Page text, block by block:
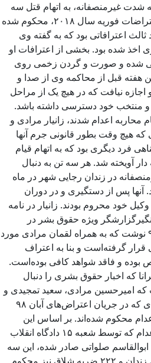
غیرمنصفانه، به اتهام قتل سه
مامور پلیس در جریان اعتراضات فوریه سال ۲۰۱۸، محکوم شده
اعترافاتی بود که به گفته وی
اخذ شده بود. بخشی از اعترافات او
شده و صورت و گردن زخمی روی
هفته قبل از محاکمه وی از صدا و
نیافت که در هیچ یک از مراحل
منتخب خود دسترسی داشته باشد.
محاربه اعدام شدند، زانیار مرادی و
که هیچ وقت بطور قانونی جرم آنها
فرد دیگری بود که به اتهام قیام
آویخته شد. هر سه تن به دنبال
در زندان رجایی شهر در ماه
شدند. آنها پس از دستگیری و در دوران
خود محروم بودند. زانیار در نامه
ویژه حقوق بشر در
ایران، در تاریخ ۲۴ آبان ۹۵ نوشت که به همراه لقمان مرادی مورد
گرفته‌است و بنا به اعتراف
بوده و فاقد شواهد کافی بوده‌است.
که اخبار حقوق بشری را دنبال
امیرحسین مرادی، سعید تمجیدی و
محمد رجبی، سه شهروندی که در جریان اعتراض‌های آبان ۹۸
محکوم شده‌اند. بر اساس این
گزارش، علاوه بر حکم اعدام که توسط شعبه ۱۵ دادگاه انقلاب
صلواتی صادر شده، این سه